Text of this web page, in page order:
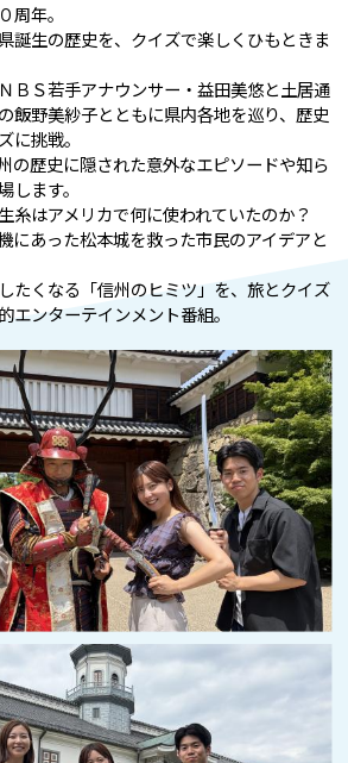
周年。
誕生の歴史を、クイズで楽しくひもときま
ＢＳ若手アナウンサー・益田美悠と土居通
飯野美紗子とともに県内各地を巡り、歴史
に挑戦。
の歴史に隠された意外なエピソードや知ら
します。
糸はアメリカで何に使われていたのか？
にあった松本城を救った市民のアイデアと
たくなる「信州のヒミツ」を、旅とクイズ
エンターテインメント番組。